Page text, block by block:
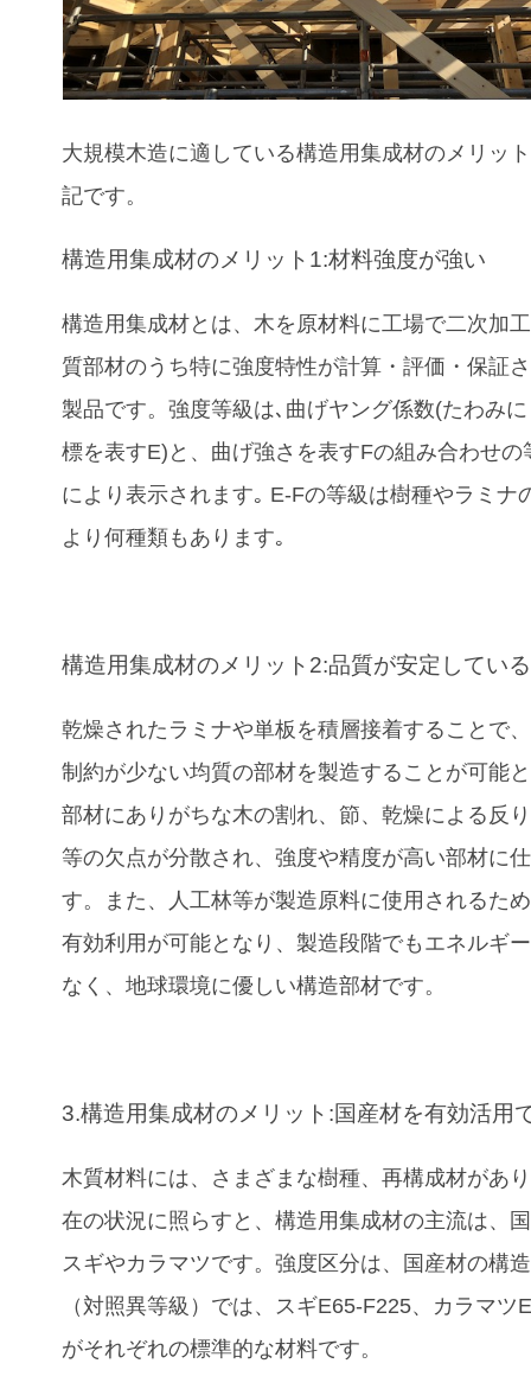
大規模木造に適している構造用集成材のメリッ
記です。
構造用集成材のメリット1:材料強度が強い
構造用集成材とは、木を原材料に工場で二次加
質部材のうち特に強度特性が計算・評価・保証
製品です。強度等級は､曲げヤング係数(たわみ
標を表すE)と、曲げ強さを表すFの組み合わせの
により表示されます｡ E-Fの等級は樹種やラミナ
より何種類もあります｡
構造用集成材のメリット2:品質が安定している
乾燥されたラミナや単板を積層接着することで
制約が少ない均質の部材を製造することが可能
部材にありがちな木の割れ、節、乾燥による反
等の欠点が分散され、強度や精度が高い部材に
す。また、人工林等が製造原料に使用されるた
有効利用が可能となり、製造段階でもエネルギ
なく、地球環境に優しい構造部材です。
3.構造用集成材のメリット:国産材を有効活用
木質材料には、さまざまな樹種、再構成材があ
在の状況に照らすと、構造用集成材の主流は、
スギやカラマツです。強度区分は、国産材の構
（対照異等級）では、スギE65-F225、カラマツ
がそれぞれの標準的な材料です。